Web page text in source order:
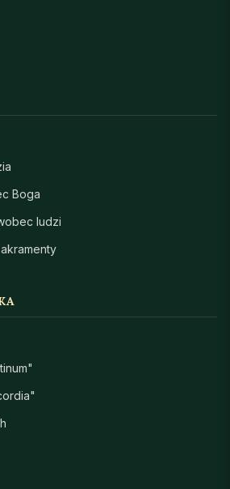
Boga
ludzi